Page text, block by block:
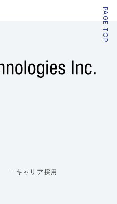
PAGE TOP
キャリア採用